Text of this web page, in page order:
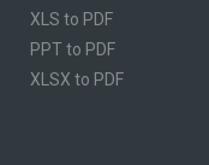
XLS to PDF
PPT to PDF
XLSX to PDF